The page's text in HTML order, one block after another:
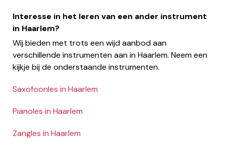
Interesse in het leren van een ander instrument
in Haarlem?
Wij bieden met trots een wijd aanbod aan
verschillende instrumenten aan in Haarlem. Neem een
kijkje bij de onderstaande instrumenten.
Saxofoonles in Haarlem
Pianoles in Haarlem
Zangles in Haarlem